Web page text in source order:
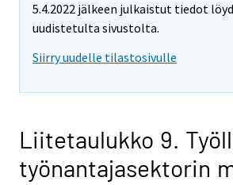
5.4.2022 jälkeen julkaistut tiedot
uudistetulta sivustolta.
Siirry uudelle tilastosivulle
Liitetaulukko 9.
työnantajasektorin